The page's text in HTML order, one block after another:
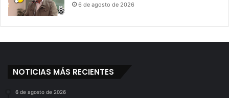
6 de agosto de 2026
NOTICIAS MÁS RECIENTES
6 de agosto de 2026